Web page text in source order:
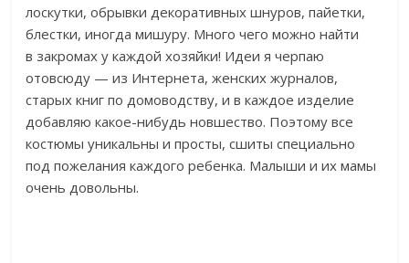
лоскутки, обрывки декоративных шнуров, пайетки,
блестки, иногда мишуру. Много чего можно найти
в закромах у каждой хозяйки! Идеи я черпаю
отовсюду — из Интернета, женских журналов,
старых книг по домоводству, и в каждое изделие
добавляю какое-нибудь новшество. Поэтому все
костюмы уникальны и просты, сшиты специально
под пожелания каждого ребенка. Малыши и их мамы
очень довольны.